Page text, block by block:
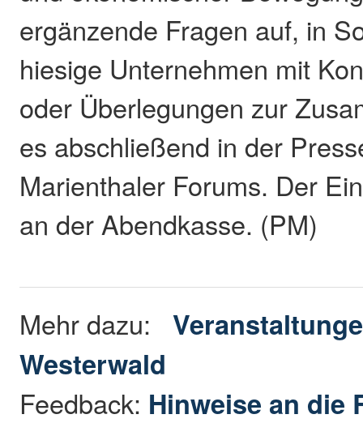
ergänzende Fragen auf, in
hiesige Unternehmen mit
oder Überlegungen zur
es abschließend in der
Marienthaler Forums. Der
an der Abendkasse. (PM)
Mehr dazu:
Westerwald
Feedback: Hinweise an die